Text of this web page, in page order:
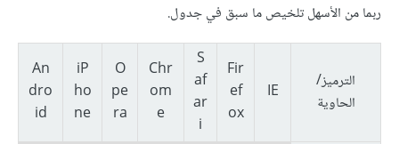
ربما من الأسهل تلخيص ما سبق في جدول.
الترميز/
الحاوية
IE
Fir
ef
ox
S
af
ar
i
Chr
om
e
O
pe
ra
iP
ho
ne
An
dro
id